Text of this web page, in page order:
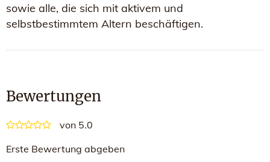
sowie alle, die sich mit aktivem und
selbstbestimmtem Altern beschäftigen.
Bewertungen
von 5.0
Erste Bewertung abgeben